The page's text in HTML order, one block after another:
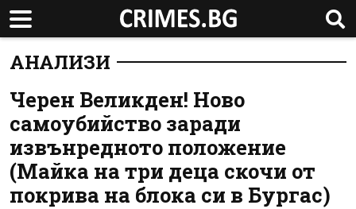
АНАЛИЗИ
Черен Великден! Ново
самоубийство заради
извънредното положение
(Майка на три деца скочи от
покрива на блока си в Бургас)